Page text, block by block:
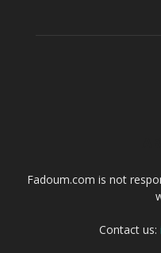
Fadoum.com is not
Contact us: